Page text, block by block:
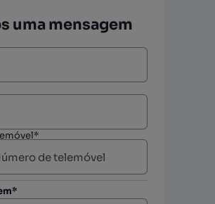
uma mensagem